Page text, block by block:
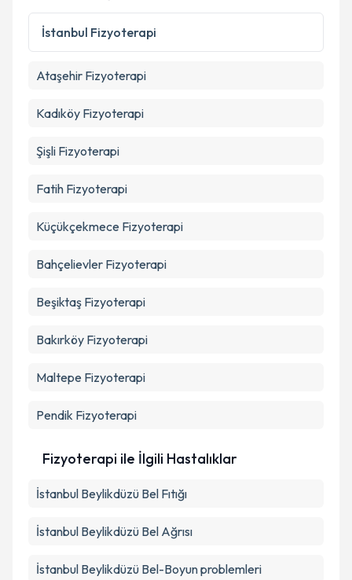
İstanbul Fizyoterapi
Ataşehir Fizyoterapi
Kadıköy Fizyoterapi
Şişli Fizyoterapi
Fatih Fizyoterapi
Küçükçekmece Fizyoterapi
Bahçelievler Fizyoterapi
Beşiktaş Fizyoterapi
Bakırköy Fizyoterapi
Maltepe Fizyoterapi
Pendik Fizyoterapi
Fizyoterapi ile İlgili Hastalıklar
İstanbul Beylikdüzü Bel Fıtığı
İstanbul Beylikdüzü Bel Ağrısı
İstanbul Beylikdüzü Bel-Boyun problemleri